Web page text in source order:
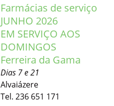
Farmácias de serviço
JUNHO 2026
EM SERVIÇO AOS
DOMINGOS
Ferreira da Gama
Dias 7 e 21
Alvaiázere
Tel. 236 651 171